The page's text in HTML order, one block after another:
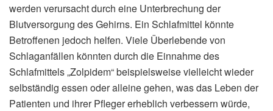
werden verursacht durch eine Unterbrechung der
Blutversorgung des Gehirns. Ein Schlafmittel könnte
Betroffenen jedoch helfen. Viele Überlebende von
Schlaganfällen könnten durch die Einnahme des
Schlafmittels „Zolpidem“ beispielsweise vielleicht wieder
selbständig essen oder alleine gehen, was das Leben der
Patienten und ihrer Pfleger erheblich verbessern würde,